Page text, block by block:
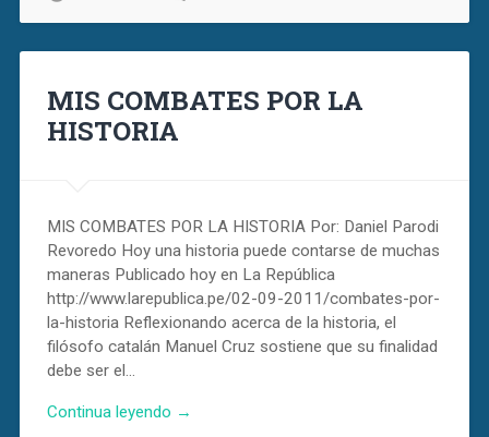
MIS COMBATES POR LA
HISTORIA
MIS COMBATES POR LA HISTORIA Por: Daniel Parodi
Revoredo Hoy una historia puede contarse de muchas
maneras Publicado hoy en La República
http://www.larepublica.pe/02-09-2011/combates-por-
la-historia Reflexionando acerca de la historia, el
filósofo catalán Manuel Cruz sostiene que su finalidad
debe ser el…
Continua leyendo →